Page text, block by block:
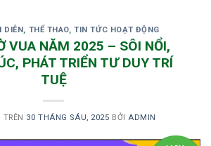
DIỄN, THỂ THAO,TIN TỨC HOẠT ĐỘNG
VUA NĂM 2025 – SÔI NỔI,
PHÁT TRIỂN TƯ DUY TRÍ
TUỆ
30 THÁNG SÁU, 2025 BỞI ADMIN